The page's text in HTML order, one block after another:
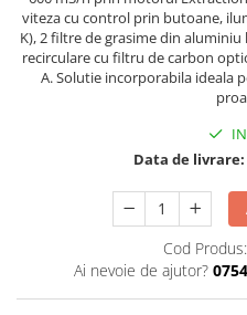
viteza cu control prin butoane,
K), 2 filtre de grasime din
recirculare cu filtru de carbon
A. Solutie incorporabila ideala
Data de livrare:
Cod Produs:
Ai nevoie de ajutor?